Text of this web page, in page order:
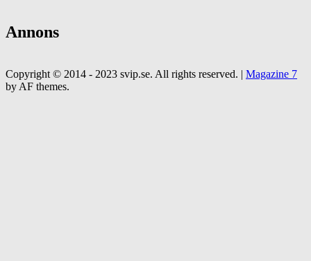
Annons
Copyright © 2014 - 2023 svip.se. All rights reserved. | Magazine 7
by AF themes.